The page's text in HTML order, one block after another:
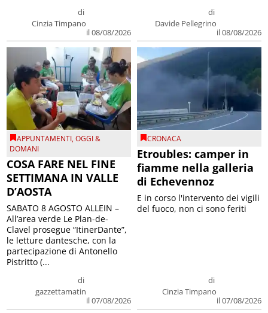
di
Cinzia Timpano
il 08/08/2026
di
Davide Pellegrino
il 08/08/2026
APPUNTAMENTI,OGGI &
DOMANI
COSA FARE NEL FINE
SETTIMANA IN VALLE
D’AOSTA
di
gazzettamatin
il 07/08/2026
SABATO 8 AGOSTO ALLEIN –
All’area verde Le Plan-de-
Clavel prosegue “ItinerDante”,
le letture dantesche, con la
partecipazione di Antonello
Pistritto (...
CRONACA
Etroubles: camper in
fiamme nella galleria
di Echevennoz
di
Cinzia Timpano
il 07/08/2026
E in corso l'intervento dei vigili
del fuoco, non ci sono feriti